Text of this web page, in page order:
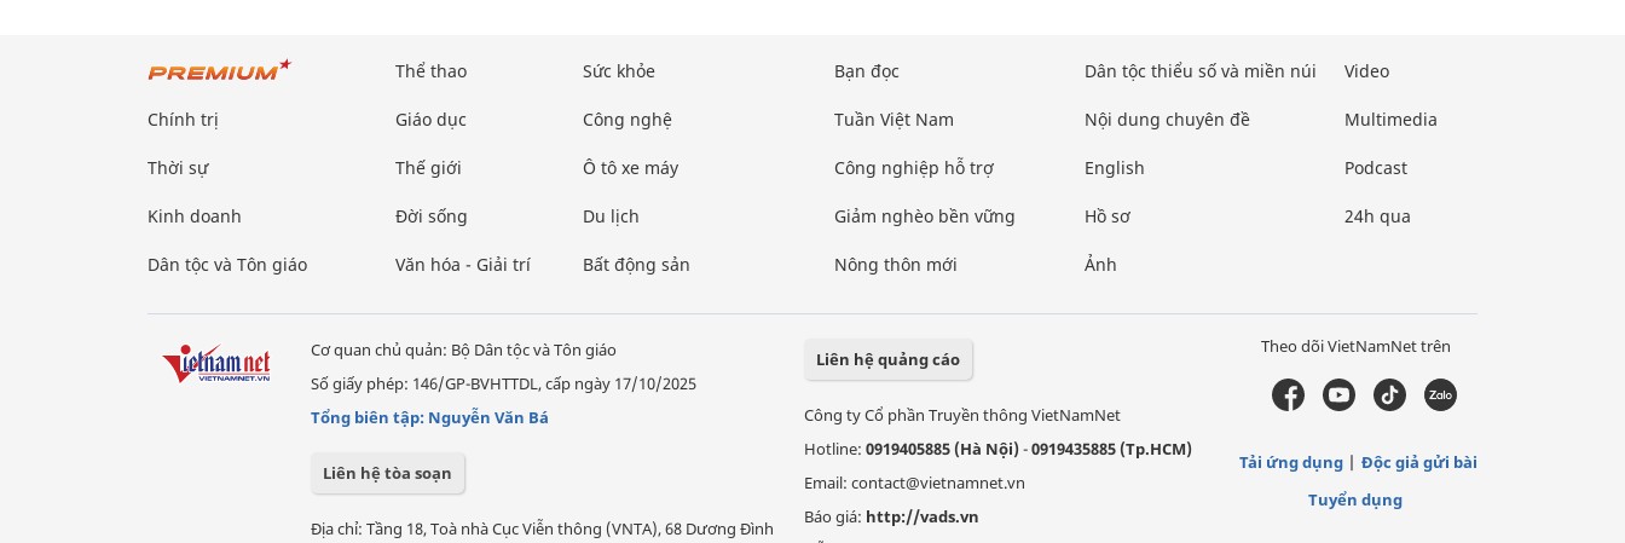
Chính trị
Thời sự
Kinh doanh
Dân tộc và Tôn giáo
Thể thao
Giáo dục
Thế giới
Đời sống
Văn hóa - Giải trí
Sức khỏe
Công nghệ
Ô tô xe máy
Du lịch
Bất động sản
Bạn đọc
Tuần Việt Nam
Công nghiệp hỗ trợ
Giảm nghèo bền vững
Nông thôn mới
Dân tộc thiểu số và miền núi
Nội dung chuyên đề
English
Hồ sơ
Ảnh
Video
Multimedia
Podcast
24h qua
Cơ quan chủ quản: Bộ Dân tộc và Tôn giáo
Số giấy phép: 146/GP-BVHTTDL, cấp ngày 17/10/2025
Tổng biên tập: Nguyễn Văn Bá
Liên hệ tòa soạn
Địa chỉ: Tầng 18, Toà nhà Cục Viễn thông (VNTA), 68 Dương Đình
Liên hệ quảng cáo
Công ty Cổ phần Truyền thông VietNamNet
Hotline: 0919405885 (Hà Nội)-0919435885 (Tp.HCM)
Email: contact@vietnamnet.vn
Báo giá: http://vads.vn
Theo dõi VietNamNet trên
Tải ứng dụng
Độc giả gửi bài
Tuyển dụng